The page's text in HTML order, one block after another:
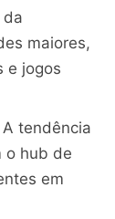
da
maiores,
e jogos
A tendência
o hub de
em